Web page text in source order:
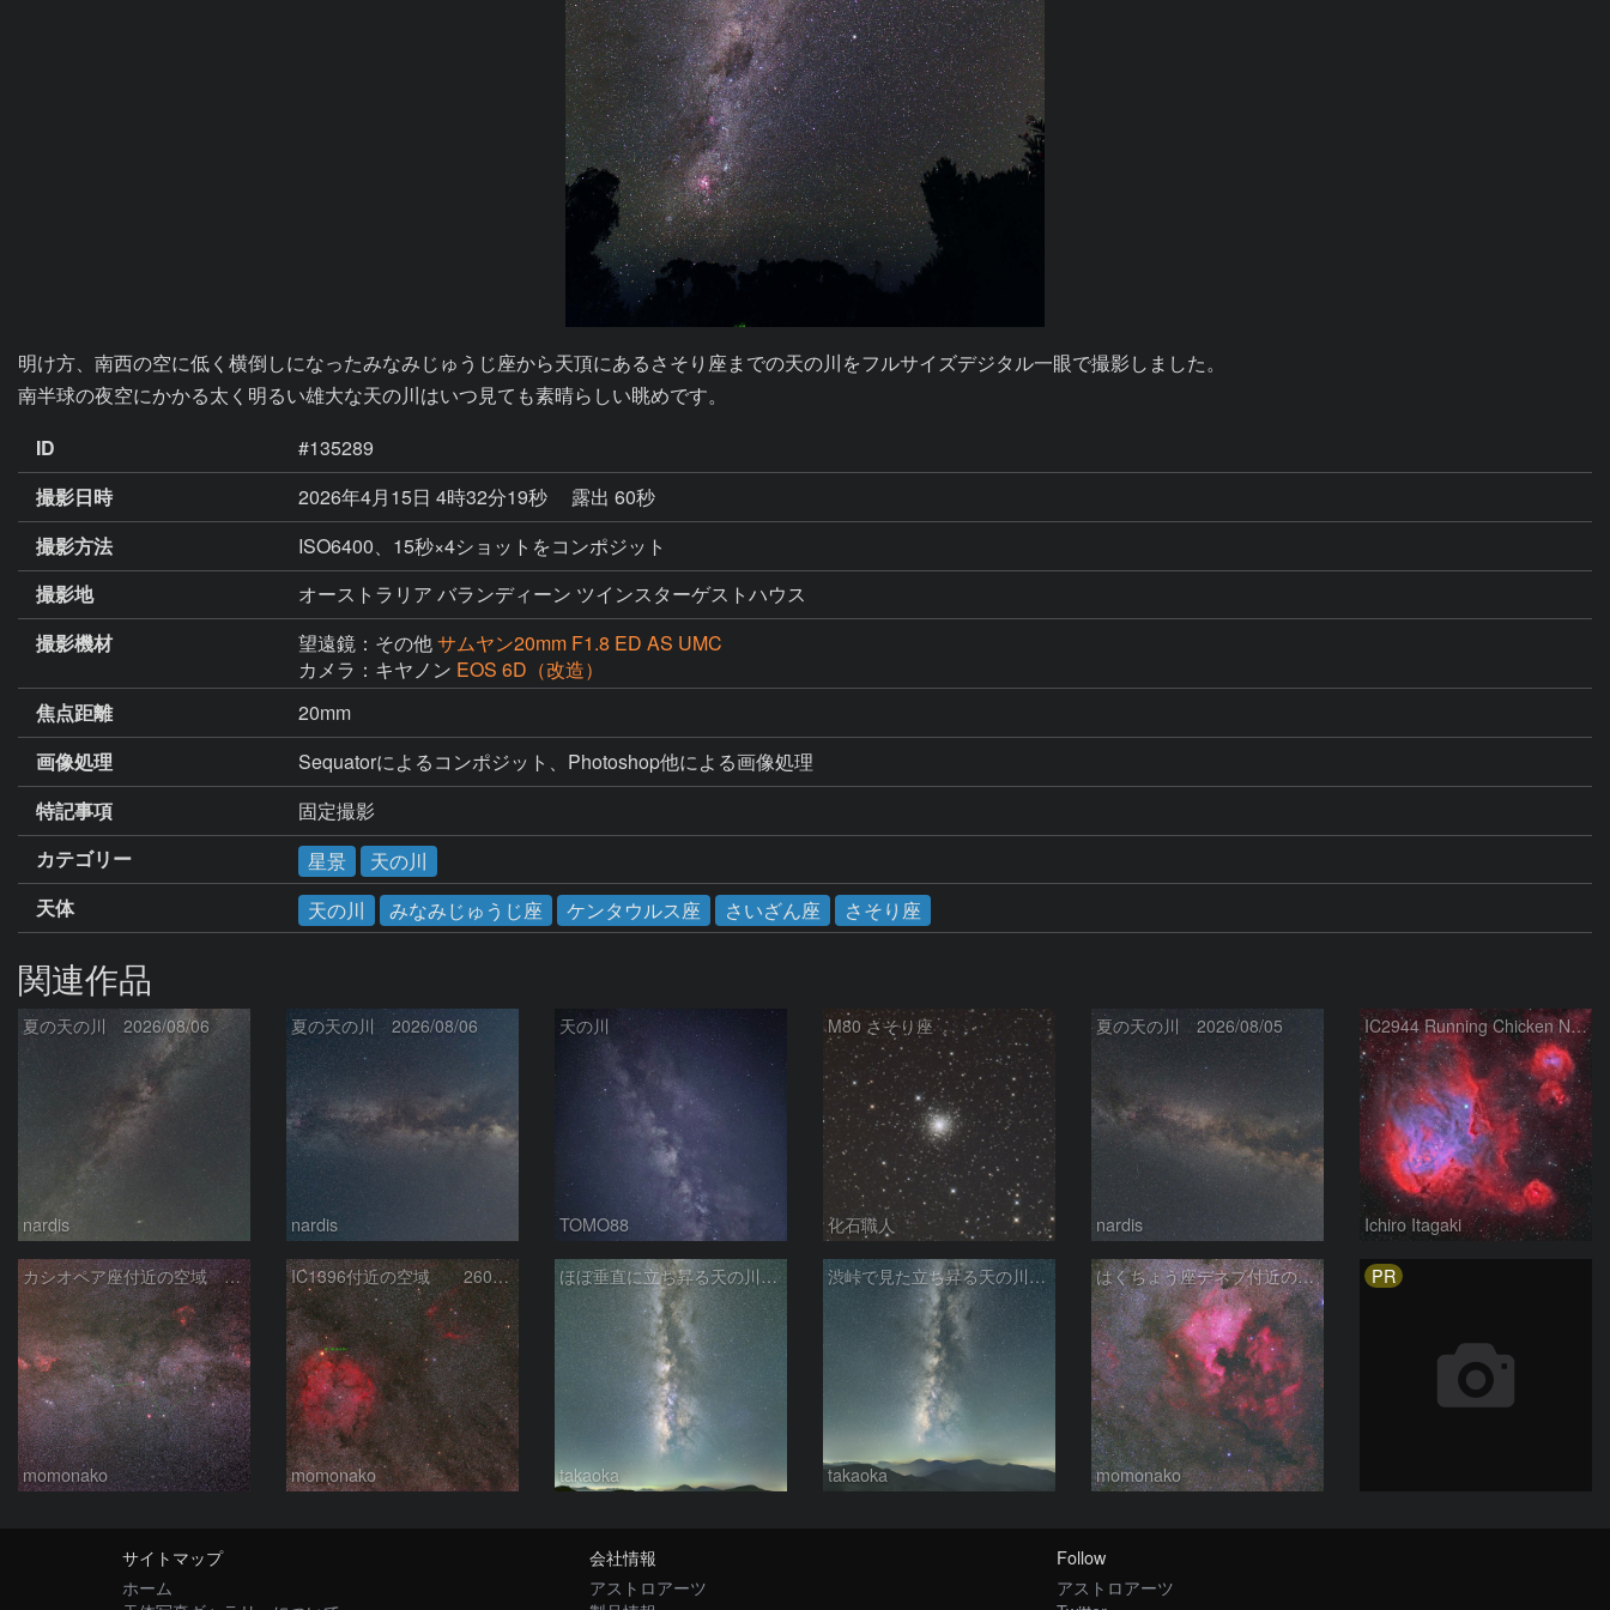
明け方、南西の空に低く横倒しになったみなみじゅうじ座から天頂にあるさそり座までの天の川をフルサイズデジタル一眼で撮影しました。
南半球の夜空にかかる太く明るい雄大な天の川はいつ見ても素晴らしい眺めです。
ID
#135289
撮影日時
2026年4月15日 4時32分19秒
露出 60秒
撮影方法
ISO6400、15秒×4ショットをコンポジット
撮影地
オーストラリア バランディーン ツインスターゲストハウス
撮影機材
望遠鏡：その他サムヤン20mm F1.8 ED AS UMC
カメラ：キヤノン EOS 6D（改造）
焦点距離
20mm
画像処理
Sequatorによるコンポジット、Photoshop他による画像処理
特記事項
固定撮影
カテゴリー
星景
天の川
天体
天の川 みなみじゅうじ座 ケンタウルス座 さいざん座 さそり座
関連作品
夏の天の川 2026/08/06
nardis
夏の天の川 2026/08/06
nardis
天の川
TOMO88
M80 さそり座
化石職人
夏の天の川 2026/08/05
nardis
IC2944 Running Chicken Nebula
Ichiro Itagaki
カシオペア座付近の空域 260720
momonako
IC1396付近の空域 260720
momonako
ほぼ垂直に立ち昇る天の川銀河
takaoka
渋峠で見た立ち昇る天の川銀河
takaoka
はくちょう座デネブ付近の空域 260720
momonako
PR
サイトマップ
ホーム
会社情報
アストロアーツ
Follow
アストロアーツ